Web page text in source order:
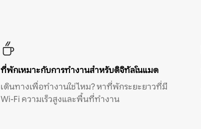
ที่พักเหมาะกับการทำงานสำหรับดิจิทัลโนแมด
เดินทางเพื่อทำงานใช่ไหม? หาที่พักระยะยาวที่มี
Wi-Fi ความเร็วสูงและพื้นที่ทำงาน